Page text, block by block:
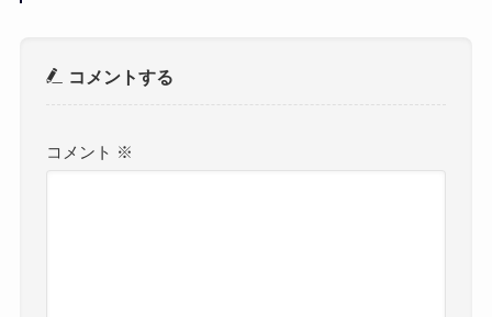
コメントする
コメント ※